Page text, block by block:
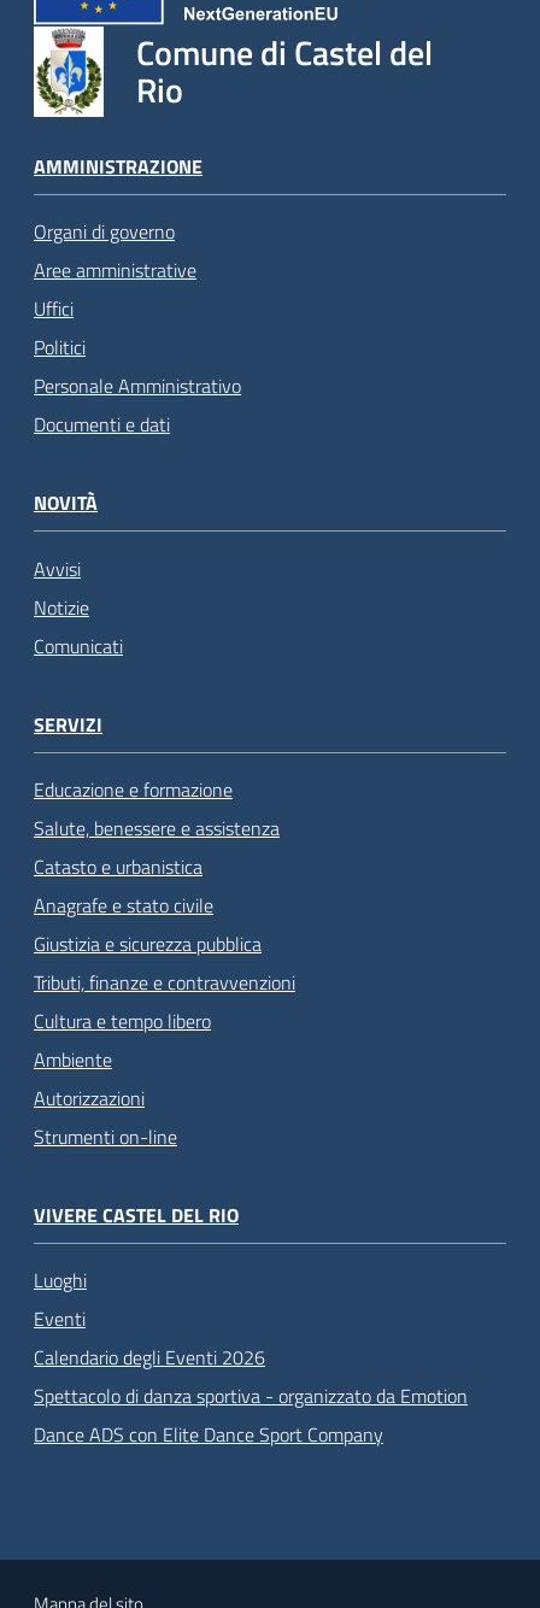
Comune di Castel del
Rio
AMMINISTRAZIONE
Organi di governo
Aree amministrative
Uffici
Politici
Personale Amministrativo
Documenti e dati
NOVITÀ
Avvisi
Notizie
Comunicati
SERVIZI
Educazione e formazione
Salute, benessere e assistenza
Catasto e urbanistica
Anagrafe e stato civile
Giustizia e sicurezza pubblica
Tributi, finanze e contravvenzioni
Cultura e tempo libero
Ambiente
Autorizzazioni
Strumenti on-line
VIVERE CASTEL DEL RIO
Luoghi
Eventi
Calendario degli Eventi 2026
Spettacolo di danza sportiva - organizzato da Emotion
Dance ADS con Elite Dance Sport Company